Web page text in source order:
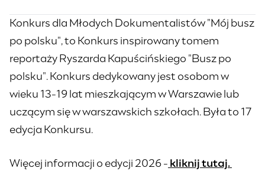
Konkurs dla Młodych Dokumentalistów "Mój busz
po polsku", to Konkurs inspirowany tomem
reportaży Ryszarda Kapuścińskiego "Busz po
polsku". Konkurs dedykowany jest osobom w
wieku 13-19 lat mieszkającym w Warszawie lub
uczącym się w warszawskich szkołach. Była to 17
edycja Konkursu.
Więcej informacji o edycji 2026 - kliknij tutaj.